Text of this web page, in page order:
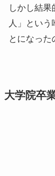
しかし結
人」とい
とになった
大学院卒